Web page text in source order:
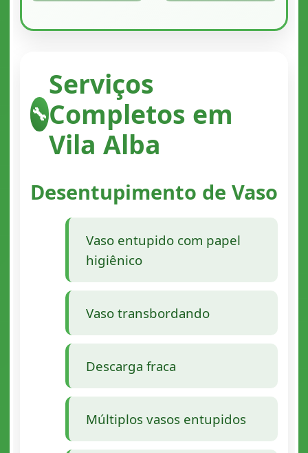
🔧
Serviços
Completos em
Vila Alba
Desentupimento de Vaso
Vaso entupido com papel
higiênico
Vaso transbordando
Descarga fraca
Múltiplos vasos entupidos